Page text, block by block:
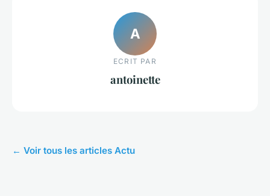
A
ECRIT PAR
antoinette
← Voir tous les articles Actu